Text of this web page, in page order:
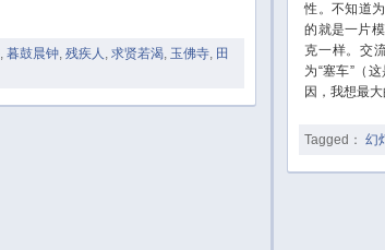
暮鼓晨钟 残疾人 求贤若渴 玉佛寺 田
性。不知道
的就是一片
克一样。交
为“塞车”（
因，我想最
Tagged： 幻